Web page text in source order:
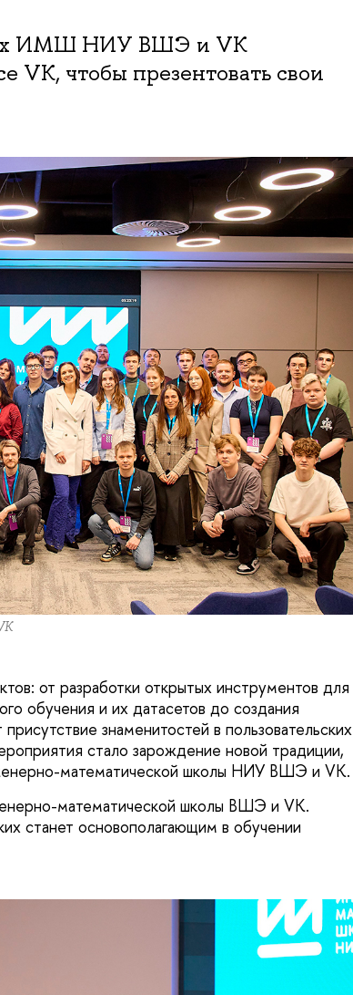
ИМШ НИУ ВШЭ и VK
VK, чтобы презентовать свои
от разработки открытых инструментов для
обучения и их датасетов до создания
знаменитостей в пользовательских
стало зарождение новой традиции,
математической школы НИУ ВШЭ и VK.
математической школы ВШЭ и VK.
станет основополагающим в обучении